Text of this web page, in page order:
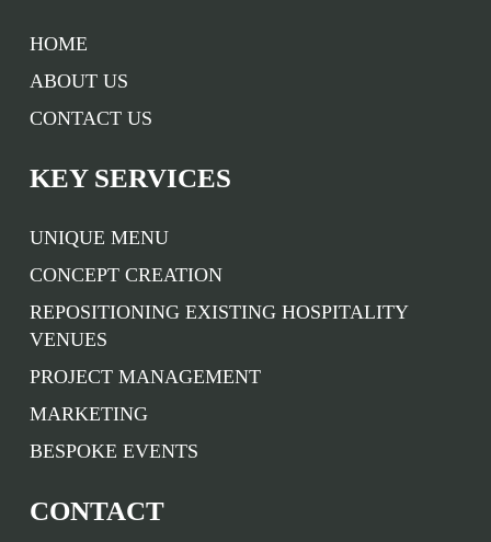
HOME
ABOUT US
CONTACT US
KEY SERVICES
UNIQUE MENU
CONCEPT CREATION
REPOSITIONING EXISTING HOSPITALITY
VENUES
PROJECT MANAGEMENT
MARKETING
BESPOKE EVENTS
CONTACT